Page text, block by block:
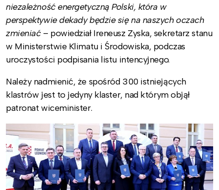
niezależność energetyczną Polski, która w
perspektywie dekady będzie się na naszych oczach
zmieniać– powiedział Ireneusz Zyska, sekretarz stanu
w Ministerstwie Klimatu i Środowiska, podczas
uroczystości podpisania listu intencyjnego.
Należy nadmienić, że spośród 300 istniejących
klastrów jest to jedyny klaster, nad którym objął
patronat wiceminister.